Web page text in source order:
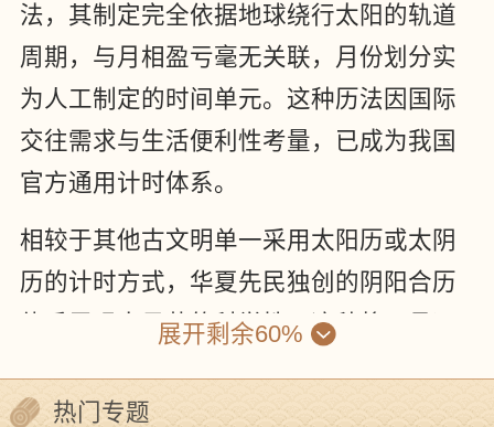
法，其制定完全依据地球绕行太阳的轨道
周期，与月相盈亏毫无关联，月份划分实
为人工制定的时间单元。这种历法因国际
交往需求与生活便利性考量，已成为我国
官方通用计时体系。
相较于其他古文明单一采用太阳历或太阴
历的计时方式，华夏先民独创的阴阳合历
体系展现出显著的科学性。这种将日月运
严谨的天文观测水平，更彰显了古代科学
展开剩余60%
热门专题